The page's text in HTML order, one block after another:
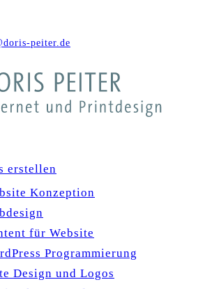
peiter.de
erstellen
Konzeption
für Website
Programmierung
Design und Logos